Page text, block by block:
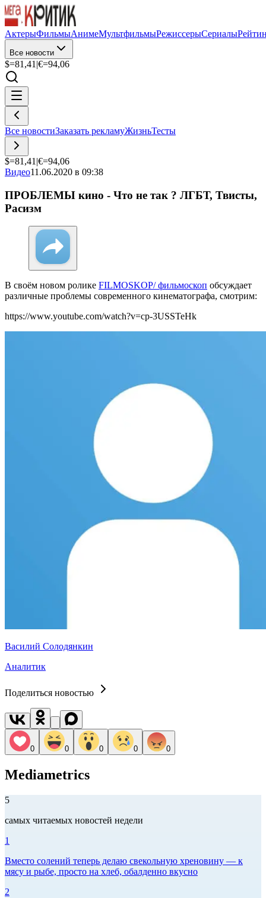
АктерыФильмыАнимеМультфильмыРежиссерыСериалы
Все новости
$=81,41 |€=94,06
Все новостиЗаказать рекламуЖизньТесты
$=81,41 |€=94,06
Видео11.06.2020 в 09:38
ПРОБЛЕМЫ кино - Что не так ? ЛГБТ, Твисты,
Расизм
В своём новом ролике FILMOSKOP/ фильмоскоп обсуждает
различные проблемы современного кинематографа, смотрим:
https://www.youtube.com/watch?v=cp-3USSTeHk
Василий Солодянкин
Аналитик
Поделиться новостью
0 0 0 0 0
Mediametrics
5
самых читаемых новостей недели
1
Вместо солений теперь делаю свекольную хреновину — к
мясу и рыбе, просто на хлеб, обалденно вкусно
2